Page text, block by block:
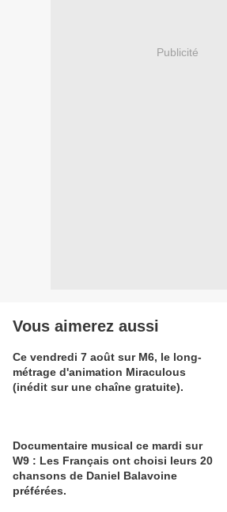
Publicité
Vous aimerez aussi
Ce vendredi 7 août sur M6, le long-
métrage d'animation Miraculous
(inédit sur une chaîne gratuite).
Documentaire musical ce mardi sur
W9 : Les Français ont choisi leurs 20
chansons de Daniel Balavoine
préférées.